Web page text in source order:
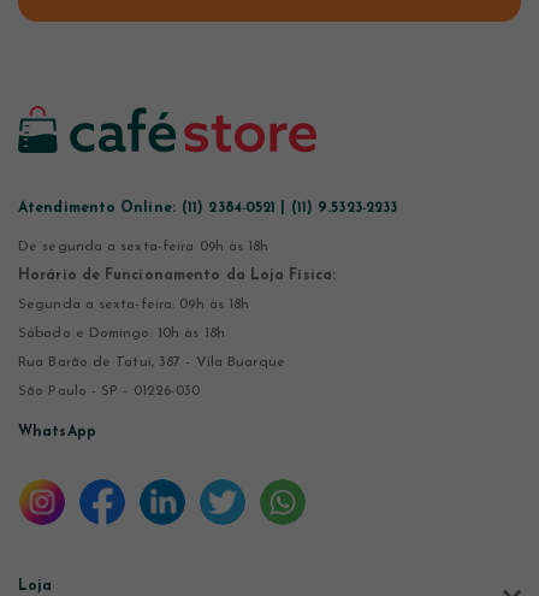
Atendimento Online: (11) 2384-0521 | (11) 9.5323-2233
De segunda a sexta-feira 09h às 18h
Horário de Funcionamento da Loja Física:
Segunda a sexta-feira: 09h às 18h
Sábado e Domingo: 10h às 18h
Rua Barão de Tatuí, 387 - Vila Buarque
São Paulo - SP - 01226-030
WhatsApp
Loja